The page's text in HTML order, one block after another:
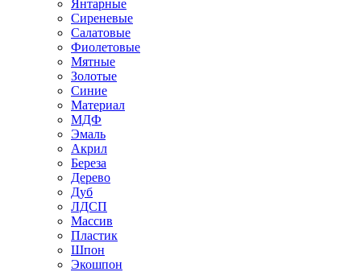
Янтарные
Сиреневые
Салатовые
Фиолетовые
Мятные
Золотые
Синие
Материал
МДФ
Эмаль
Акрил
Береза
Дерево
Дуб
ЛДСП
Массив
Пластик
Шпон
Экошпон